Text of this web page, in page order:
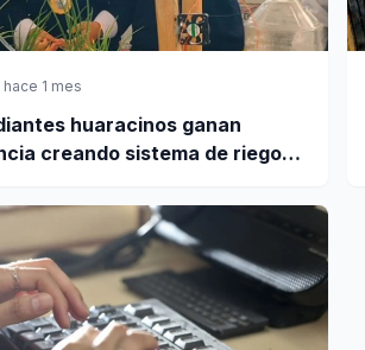
hace 1 mes
huaracinos ganan
creando sistema de riego